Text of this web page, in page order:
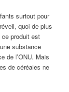
surtout pour
quoi de plus
ce produit est
substance
de l’ONU. Mais
de céréales ne